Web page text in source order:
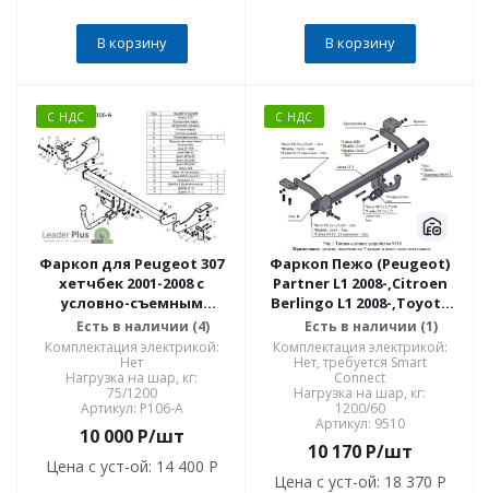
В корзину В корзину
С НДС
Фаркоп для Peugeot 307
хетчбек 2001-2008 с
условно-съемным
креплением шара (на 2
болтах) P106-A
Есть в наличии (4)
Комплектация электрикой:
Нет
Нагрузка на шар, кг:
75/1200
Артикул: P106-A
10 000P/шт
Цена с уст-ой: 14 400 P
С НДС
Фаркоп Пежо (Peugeot)
Partner L1 2008-,Citroen
Berlingo L1 2008-,Toyota
Proace City L1 2019-,Opel
Combo L1 2018-,Peugeot
Rifter L1 2019-,FIAT Doblo
L1 9510
Есть в наличии (1)
Комплектация электрикой:
Нет, требуется Smart
Connect
Нагрузка на шар, кг:
1200/60
Артикул: 9510
10 170P/шт
Цена с уст-ой: 18 370 P